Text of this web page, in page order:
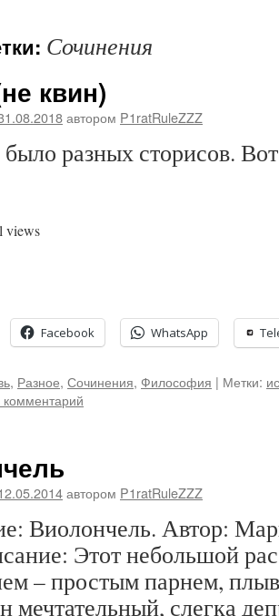
Сочинения
квин)
автором P1ratRuleZZZ
разных сторисов.
views
Facebook WhatsApp
, Разное, Сочинения, Философия | Метки:
комментарий
автором P1ratRuleZZZ
Виолончель. Автор:
Этот небольшой
– простым парнем,
мечтательный, слегка